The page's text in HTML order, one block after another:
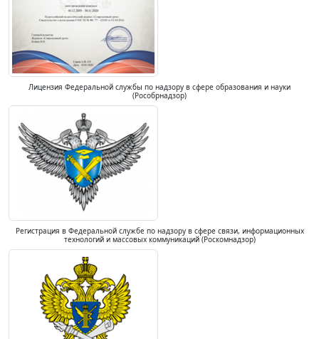
Лицензия Федеральной службы по надзору в сфере образования и науки
(Рособрнадзор)
Регистрация в Федеральной службе по надзору в сфере связи, информационных
технологий и массовых коммуникаций (Роскомнадзор)